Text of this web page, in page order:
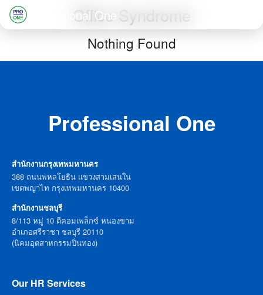
Skip
Professional OneOffice Syndrome
Nothing Found
Professional One
สำนักงานกรุงเทพมหานคร
388 ถนนพหลโยธิน แขวงสามเสนใน
เขตพญาไท กรุงเทพมหานคร 10400
สำนักงานชลบุรี
8/113 หมู่ 10 ดีคอมเพล็กซ์ หนองขาม
อำเภอศรีราชา ชลบุรี 20110
(นิคมอุตสาหกรรมปิ่นทอง)
Our HR Services